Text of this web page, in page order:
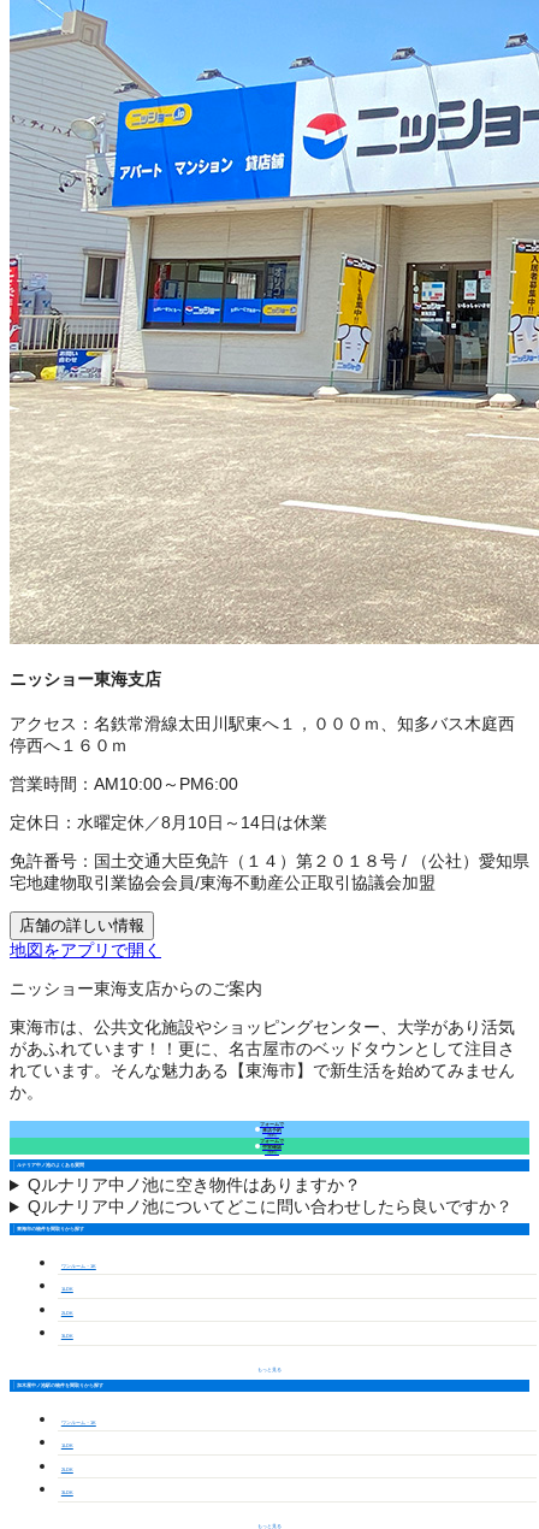
ニッショー東海支店
アクセス： 名鉄常滑線太田川駅東へ１，０００ｍ、知多バス木庭西
停西へ１６０ｍ
営業時間： AM10:00～PM6:00
定休日： 水曜定休／8月10日～14日は休業
免許番号： 国土交通大臣免許（１４）第２０１８号 /
（公社）愛知県
宅地建物取引業協会会員/東海不動産公正取引協議会加盟
店舗の詳しい情報
地図をアプリで開く
ニッショー東海支店からのご案内
東海市は、公共文化施設やショッピングセンター、大学があり活気
があふれています！！更に、名古屋市のベッドタウンとして注目さ
れています。そんな魅力ある【東海市】で新生活を始めてみません
か。
フォームで
来店予約
（無料）
フォームで
空室確認
（無料）
ルナリア中ノ池のよくある質問
Qルナリア中ノ池に空き物件はありますか？
Qルナリア中ノ池についてどこに問い合わせしたら良いですか？
東海市の物件を間取りから探す
ワンルーム・1K
1LDK
2LDK
3LDK
もっと見る
加木屋中ノ池駅の物件を間取りから探す
ワンルーム・1K
1LDK
2LDK
3LDK
もっと見る